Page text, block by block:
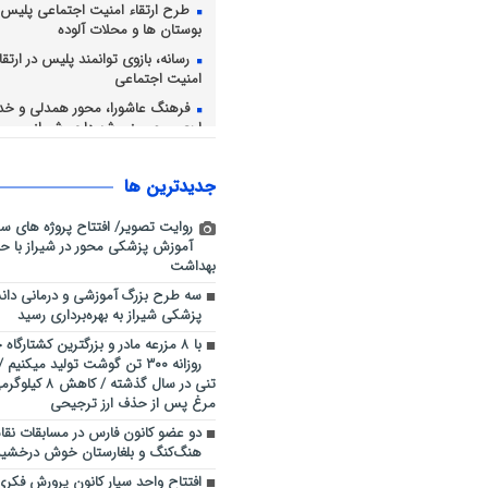
طرح ارتقاء امنیت اجتماعی پلیس
بوستان ها و محلات آلوده
رسانه، بازوی توانمند پلیس در
امنیت اجتماعی
فرهنگ عاشورا، محور همدلی و
اربعین حسینی شهرداری شیراز
پشتکوه شهرستان نی‌ریز
شیراز ادامه دارد
جديدترين ها
روایت تصویر/ افتتاح پروژه های
آموزش پزشکی محور در شیراز با
بهداشت
سه طرح بزرگ آموزشی و درمانی
پزشکی شیراز به بهره‌برداری رسید
با ۸ مزرعه مادر و بزرگترین
تنی در سال
مرغ پس از حذف ارز ترجیحی
دو عضو کانون فارس در مسابقات
هنگ‌کنگ و بلغارستان خوش
افتتاح واحد سیار کانون پرورش فکری